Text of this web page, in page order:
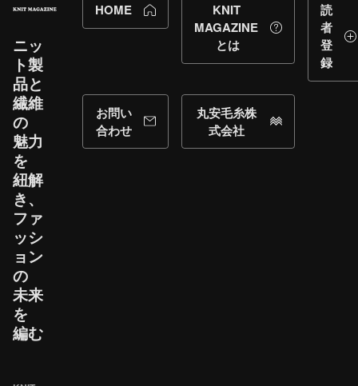
ニッ
ト製
品と​
繊維
の​
魅力
を​
紐解
き、​
ファ
ッシ
ョン
の​
未来
を​
編む
HOME
KNIT
MAGAZINE
とは
読
者
登
録
お問い
合わせ
丸安毛糸株
式会社